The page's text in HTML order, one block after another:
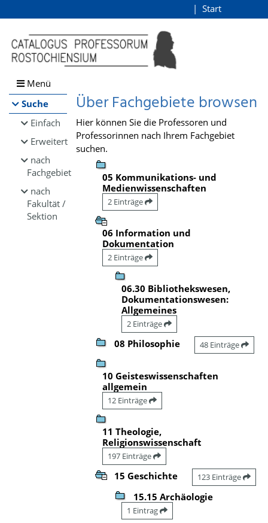
Browsen
direkt zum Inhalt
Start
Menü
Suche
Einfach
Erweitert
nach
Fachgebiet
nach
Fakultät /
Sektion
Über Fachgebiete browsen
Hier können Sie die Professoren und
Professorinnen nach Ihrem Fachgebiet
suchen.
05 Kommunikations- und
Medienwissenschaften
2 Einträge
06 Information und
Dokumentation
2 Einträge
06.30 Bibliothekswesen,
Dokumentationswesen:
Allgemeines
2 Einträge
08 Philosophie 48 Einträge
10 Geisteswissenschaften
allgemein
12 Einträge
11 Theologie,
Religionswissenschaft
197 Einträge
15 Geschichte 123 Einträge
15.15 Archäologie
1 Eintrag